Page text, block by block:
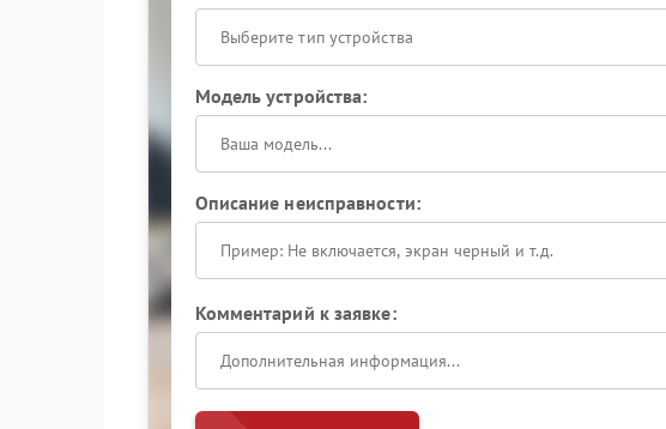
Выберите тип устройства
Модель устройства:
Описание неисправности:
Комментарий к заявке: